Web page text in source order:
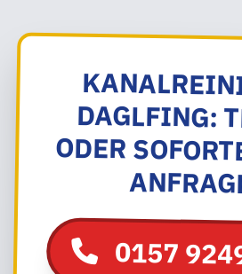
DAGLFING:
ODER
0157